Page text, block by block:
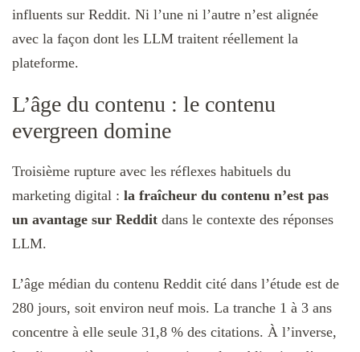
influents sur Reddit. Ni l’une ni l’autre n’est alignée
avec la façon dont les LLM traitent réellement la
plateforme.
L’âge du contenu : le contenu
evergreen domine
Troisième rupture avec les réflexes habituels du
marketing digital : la fraîcheur du contenu n’est pas
un avantage sur Reddit dans le contexte des réponses
LLM.
L’âge médian du contenu Reddit cité dans l’étude est de
280 jours, soit environ neuf mois. La tranche 1 à 3 ans
concentre à elle seule 31,8 % des citations. À l’inverse,